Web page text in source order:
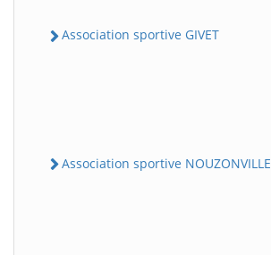
Association sportive GIVET
Association sportive NOUZONVILLE